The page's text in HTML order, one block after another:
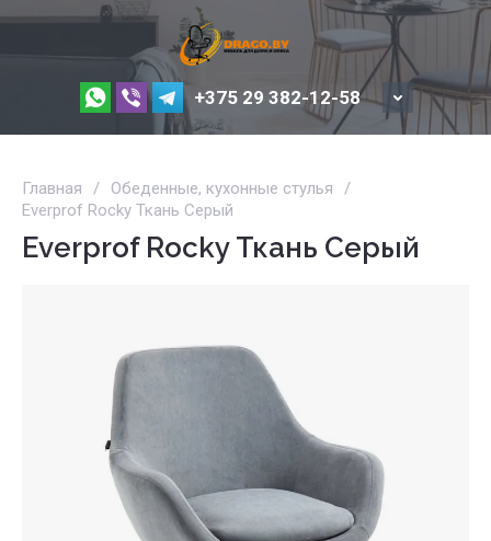
+375 29 382-12-58
Главная / Обеденные, кухонные стулья
/
Everprof Rocky Ткань Серый
Everprof Rocky Ткань Серый